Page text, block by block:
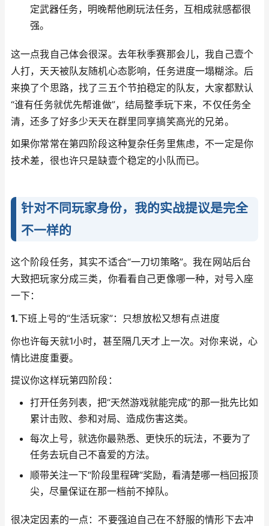
定武器任务，明晚帮他刷玩法任务，互相成就感都很
强。
这一点我自己体会很深。去年秋季赛那会儿，我自己壹个
人打，天天被队友随机心态影响，任务进度一塌糊涂。后
来换了个思路，找了三五个节拍稳定的队友，大家都默认
“谁有任务就优先帮谁做”，结局整季玩下来，不仅任务全
清，还多了好多少天天在群里同享搞笑高光的兄弟。
如果你常常在第四阶段这种复杂任务里焦虑，不一定是你
技术差，很也许只是缺壹个稳定的小队而已。
针对不同玩家身份，我的实战提议是完全
不一样的
这个阶段任务，其实不适合“一刀切策略”。我在网站后台
大致把玩家分成三类，你看看自己更像哪一种，对号入座
一下：
1.下班上号的“生活玩家”：只想放松又想有点进度
你也许每天就1小时，甚至隔几天才上一次。对你来说，心
情比进度重要。
提议你这样玩第四阶段：
打开任务列表，把“天然游戏就能完成”的那一批先比如
累计击败、参和对局、造成伤害这类。
每次上号，就选你最熟悉、更快乐的玩法，不要为了
任务去玩自己不喜爱的方法。
顺带关注一下“阶段里程碑”奖励，看清楚哪一档回报顶
尖，尽量保证在那一档前不掉队。
很决定因素的一点：不要强迫自己在不舒服的情形下去冲